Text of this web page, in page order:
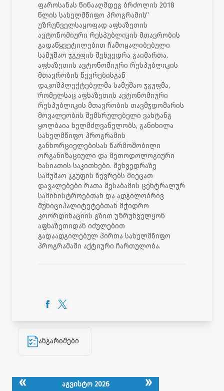
ანგარიშები
« აგვისტო 2026 »
ფაროსანას წინააღმდეგ ბრძოლის 2018
წლის სახელმწიფო პროგრამის“
უზრუნველსაყოფად აფხაზეთის
ავტონომიური რესპუბლიკის მთავრობის
გადაწყვეტილებით ჩამოყალიბებული
სამუშაო ჯგუფის შეხვედრა გაიმართა.
აფხაზეთის ავტონომიური რესპუბლიკის
მთავრობის წევრებისგან
დაკომპლექტებულმა სამუშაო ჯგუფმა,
რომელსაც აფხაზეთის ავტონომიური
რესპუბლიკის მთავრობის თავმჯდომარის
მოვალეობის შემსრულებელი ვახტანგ
ყოლბაია ხელმძღვანელობს, განიხილა
სახელმწიფო პროგრამის
განხორციელებისას წარმოშობილი
ორგანიზაციული და მეთოდოლოგიური
ხასიათის საკითხები. შეხვედრაზე
სამუშაო ჯგუფის წევრებს მიეცათ
დავალებები რათა შესაბამის ცენტრალურ
სამინისტროებთან და ადგილობრივ
მუნიციპალიტეტებთან მჭიდრო
კოორდინაციის გზით უზრუნველყონ
აფხაზეთიდან იძულებით
გადაადგილებულ პირთა სახელმწიფო
პროგრამაში აქტიური ჩართულობა.